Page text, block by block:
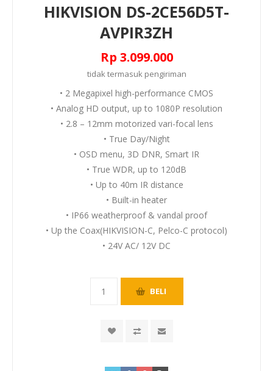
HIKVISION DS-2CE56D5T-
AVPIR3ZH
Rp 3.099.000
tidak termasuk pengiriman
• 2 Megapixel high-performance CMOS
• Analog HD output, up to 1080P resolution
• 2.8 – 12mm motorized vari-focal lens
• True Day/Night
• OSD menu, 3D DNR, Smart IR
• True WDR, up to 120dB
• Up to 40m IR distance
• Built-in heater
• IP66 weatherproof & vandal proof
• Up the Coax(HIKVISION-C, Pelco-C protocol)
• 24V AC/ 12V DC